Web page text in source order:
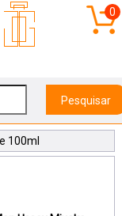
0
Pesquisar
100ml